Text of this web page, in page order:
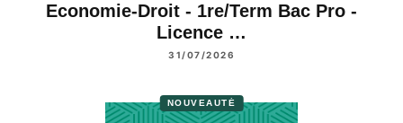
Economie-Droit - 1re/Term Bac Pro -
Licence …
31/07/2026
NOUVEAUTÉ